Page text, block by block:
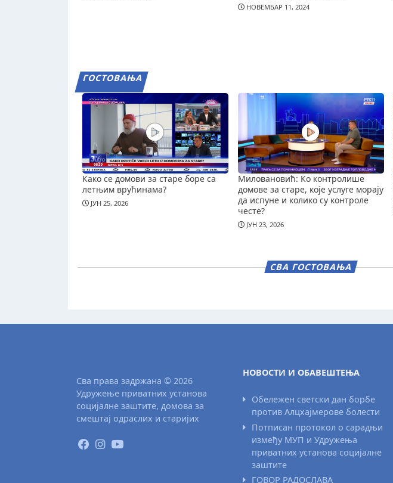
НОВЕМБАР 11, 2024
ГОСТОВАЊА
Како се домови за старе боре са
летњим врућинама?
ЈУН 25, 2026
Миловановић: Ко контролише
домове за старе, које услуге морају
да испуне и колико су контроле
честе?
ЈУН 23, 2026
СВА ГОСТОВАЊА
Сва права задржана © 2026
Удружење приватних установа
социјалне заштите, домова за
смештај одраслих и старијих
НОВОСТИ И ОБАВЕШТЕЊА
Обележен светски дан борбе
против Алцхајмерове болести
Потписан протокол о сарадњи
између МУП и Удружења
приватних установа социјалне
заштите
ГОВОР РАДОСЛАВА